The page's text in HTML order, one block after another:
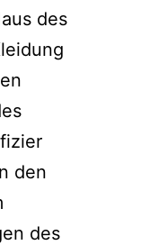
des
den
des